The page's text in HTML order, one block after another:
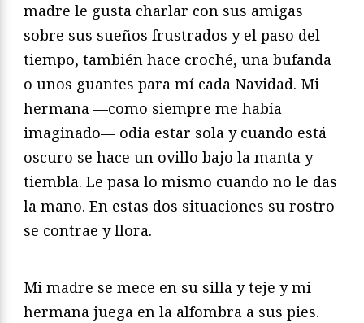
madre le gusta charlar con sus amigas
sobre sus sueños frustrados y el paso del
tiempo, también hace croché, una bufanda
o unos guantes para mí cada Navidad. Mi
hermana —como siempre me había
imaginado— odia estar sola y cuando está
oscuro se hace un ovillo bajo la manta y
tiembla. Le pasa lo mismo cuando no le das
la mano. En estas dos situaciones su rostro
se contrae y llora.
Mi madre se mece en su silla y teje y mi
hermana juega en la alfombra a sus pies.